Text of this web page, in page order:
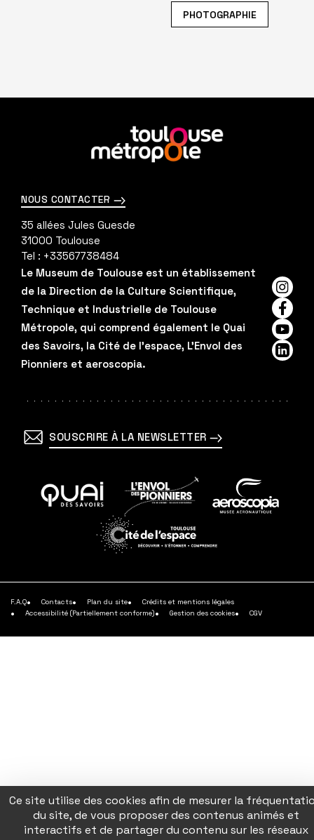
Ce site utilise des cookies afin de mesurer la
du site, de vous proposer des contenus animés et
interactifs et de partager du contenu sur les réseaux
PHOTOGRAPHIE
En
savoir
plus
NOUS CONTACTER
35 allées Jules Guesde
31000 Toulouse
Tel : +33567738484
Le Museum de Toulouse est un établissement
de la Direction de la Culture Scientifique,
Technique et Industrielle de Toulouse
Métropole, qui comprend également le Quai
des Savoirs, la Cité de l'espace, L'Envol des
Pionniers et aeroscopia.
SOUSCRIRE À LA NEWSLETTER
En
savoir
plus
F.A.Q Contacts Plan du site
Crédits et mentions légales
Accessibilité (Partiellement conforme)
Gestion des cookies CGV